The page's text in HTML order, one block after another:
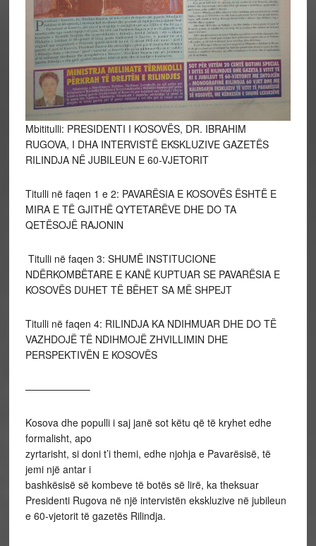
Mbititulli: PRESIDENTI I KOSOVËS, DR. IBRAHIM
RUGOVA, I DHA INTERVISTË EKSKLUZIVE GAZETËS
RILINDJA NË JUBILEUN E 60-VJETORIT
Titulli në faqen 1 e 2: PAVARËSIA E KOSOVËS ËSHTË E
MIRA E TË GJITHË QYTETARËVE DHE DO TA
QETËSOJË RAJONIN
Titulli në faqen 3: SHUMË INSTITUCIONE
NDËRKOMBËTARE E KANË KUPTUAR SE PAVARËSIA E
KOSOVËS DUHET TË BËHET SA MË SHPEJT
Titulli në faqen 4: RILINDJA KA NDIHMUAR DHE DO TË
VAZHDOJË TË NDIHMOJË ZHVILLIMIN DHE
PERSPEKTIVËN E KOSOVËS
——————–
Kosova dhe populli i saj janë sot këtu që të kryhet edhe
formalisht, apo
zyrtarisht, si doni t’i themi, edhe njohja e Pavarësisë, të
jemi një antar i
bashkësisë së kombeve të botës së lirë, ka theksuar
Presidenti Rugova në një intervistën ekskluzive në jubileun
e 60-vjetorit të gazetës Rilindja.